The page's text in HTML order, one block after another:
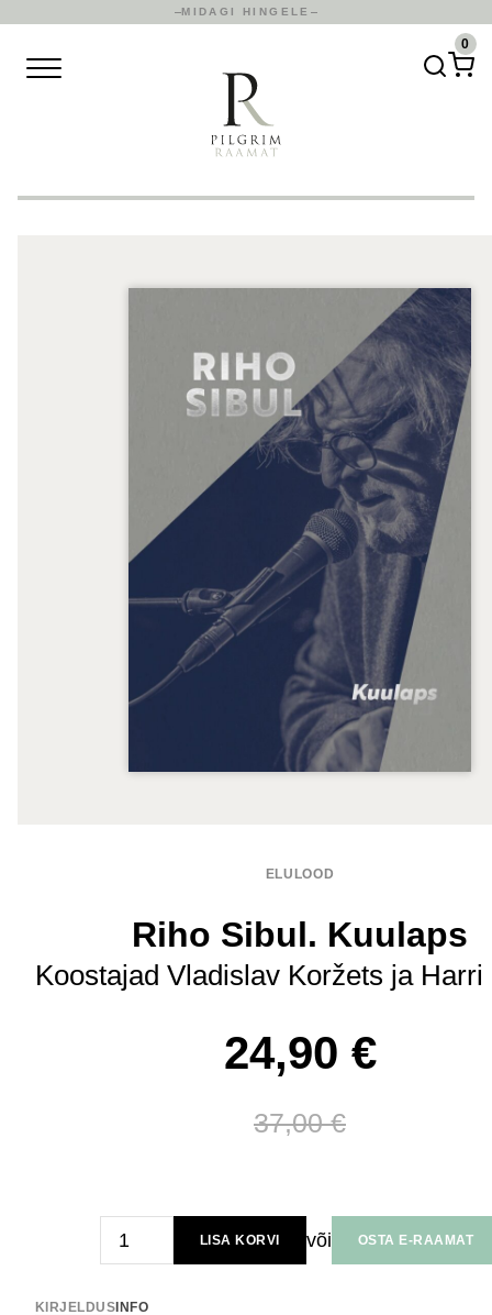
MIDAGI HINGELE
0
ELULOOD
Riho Sibul. Kuulaps
Koostajad Vladislav Koržets ja Harri
37,00€
Algne
oli:
24,90 €
Current
is:
Sibul.
Kuulaps
LISA KORVI või OSTA E-RAAMAT
KIRJELDUS INFO